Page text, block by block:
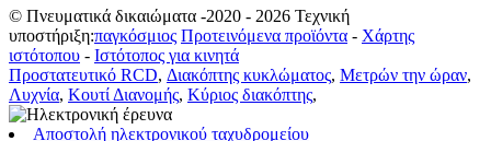
© Πνευματικά δικαιώματα -2020 - 2026 Τεχνική
υποστήριξη:παγκόσμιος Προτεινόμενα προϊόντα - Χάρτης
ιστότοπου - Ιστότοπος για κινητά
Προστατευτικό RCD, Διακόπτης κυκλώματος, Μετρών την ώραν,
Λυχνία, Κουτί Διανομής, Κύριος διακόπτης,
Αποστολή ηλεκτρονικού ταχυδρομείου